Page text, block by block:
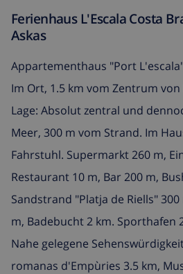
Ferienhaus L'Escala Costa
Askas
Appartementhaus "Port
Im Ort, 1.5 km vom Zentrum von
Lage: Absolut zentral und
Meer, 300 m vom Strand. Im
Fahrstuhl. Supermarkt 260 m,
Restaurant 10 m, Bar 200 m,
Sandstrand "Platja de Riells"
m, Badebucht 2 km. Sporthafen
Nahe gelegene
romanas d'Empùries 3.5 km,